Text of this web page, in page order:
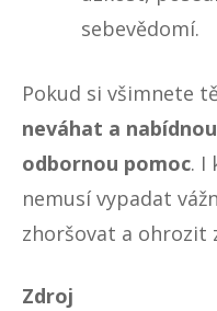
sebevědomí.
Pokud si všimnete
neváhat a
odbornou pomoc. I
nemusí vypadat
zhoršovat a ohrozit
Zdroj